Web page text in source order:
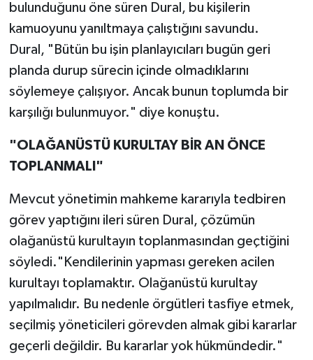
bulunduğunu öne süren Dural, bu kişilerin
kamuoyunu yanıltmaya çalıştığını savundu.
Dural, "Bütün bu işin planlayıcıları bugün geri
planda durup sürecin içinde olmadıklarını
söylemeye çalışıyor. Ancak bunun toplumda bir
karşılığı bulunmuyor." diye konuştu.
"OLAĞANÜSTÜ KURULTAY BİR AN ÖNCE
TOPLANMALI"
Mevcut yönetimin mahkeme kararıyla tedbiren
görev yaptığını ileri süren Dural, çözümün
olağanüstü kurultayın toplanmasından geçtiğini
söyledi."Kendilerinin yapması gereken acilen
kurultayı toplamaktır. Olağanüstü kurultay
yapılmalıdır. Bu nedenle örgütleri tasfiye etmek,
seçilmiş yöneticileri görevden almak gibi kararlar
geçerli değildir. Bu kararlar yok hükmündedir."